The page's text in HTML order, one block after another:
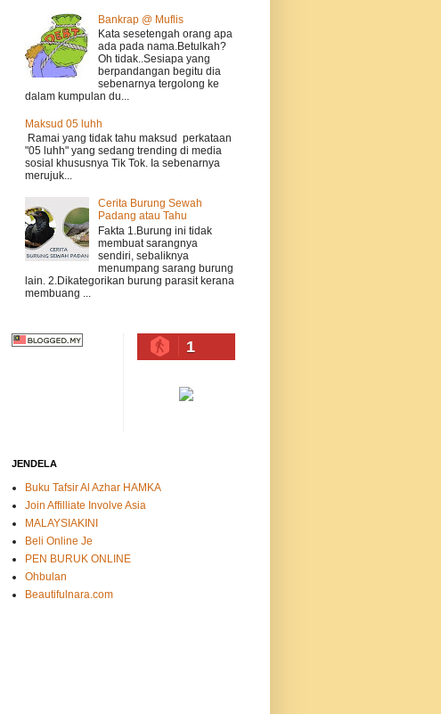
Bankrap @ Muflis
Kata sesetengah orang apa
ada pada nama.Betulkah?
Oh tidak..Sesiapa yang
berpandangan begitu dia
sebenarnya tergolong ke
dalam kumpulan du...
Maksud 05 luhh
Ramai yang tidak tahu maksud perkataan
"05 luhh" yang sedang trending di media
sosial khususnya Tik Tok. Ia sebenarnya
merujuk...
Cerita Burung Sewah
Padang atau Tahu
Fakta 1.Burung ini tidak
membuat sarangnya
sendiri, sebaliknya
menumpang sarang burung
lain. 2.Dikategorikan burung parasit kerana
membuang ...
1
JENDELA
Buku Tafsir Al Azhar HAMKA
Join Affilliate Involve Asia
MALAYSIAKINI
Beli Online Je
PEN BURUK ONLINE
Ohbulan
Beautifulnara.com